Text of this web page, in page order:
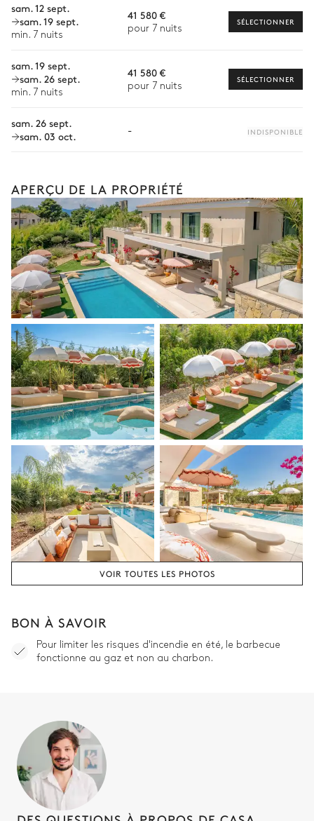
12 places
Mediterranéen
Chef à domicile
Bien-être à domicile
Babysitter
Location de vélo
Visites guidées et excursions
Visites gastronomiques
Les services et expériences proposés peuvent varier selon la
saison, la destination ou la disponibilité. Notre conciergerie
vous guidera vers les offres disponibles pour votre séjour.
sam. 12 sept.
sam. 19 sept.
min. 7 nuits
41 580 €
pour 7 nuits
SÉLECTIONNER
sam. 19 sept.
sam. 26 sept.
min. 7 nuits
41 580 €
pour 7 nuits
SÉLECTIONNER
sam. 26 sept.
sam. 03 oct.
- INDISPONIBLE
APERÇU DE LA PROPRIÉTÉ
VOIR TOUTES LES PHOTOS
BON À SAVOIR
Pour limiter les risques d'incendie en été, le barbecue
fonctionne au gaz et non au charbon.